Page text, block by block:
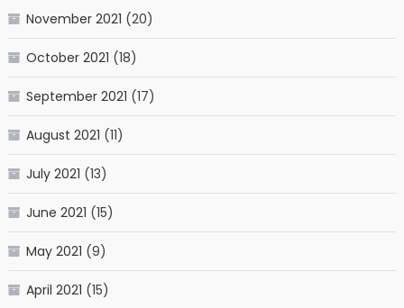
November 2021 (20)
October 2021 (18)
September 2021 (17)
August 2021 (11)
July 2021 (13)
June 2021 (15)
May 2021 (9)
April 2021 (15)